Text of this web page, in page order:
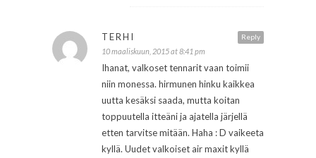
Reply
TERHI
10 maaliskuun, 2015 at 8:41 pm
Ihanat, valkoset tennarit vaan toimii
niin monessa. hirmunen hinku kaikkea
uutta kesäksi saada, mutta koitan
toppuutella itteäni ja ajatella järjellä
etten tarvitse mitään. Haha : D vaikeeta
kyllä. Uudet valkoiset air maxit kyllä